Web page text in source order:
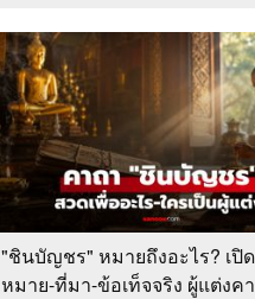
"ชินบัญชร" หมายถึงอะไร? เปิ
หมาย-ที่มา-ข้อเท็จจริง ผู้แต่งค